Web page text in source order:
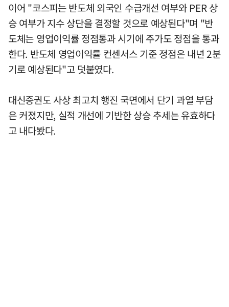
이어 "코스피는 반도체 외국인 수급개선 여부와 PER 상
승 여부가 지수 상단을 결정할 것으로 예상된다"며 "반
도체는 영업이익률 정점통과 시기에 주가도 정점을 통과
한다. 반도체 영업이익률 컨센서스 기준 정점은 내년 2분
기로 예상된다"고 덧붙였다.
대신증권도 사상 최고치 행진 국면에서 단기 과열 부담
은 커졌지만, 실적 개선에 기반한 상승 추세는 유효하다
고 내다봤다.